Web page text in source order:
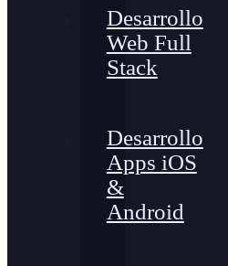
Desarrollo
Web Full
Stack
Desarrollo
Apps iOS
&
Android